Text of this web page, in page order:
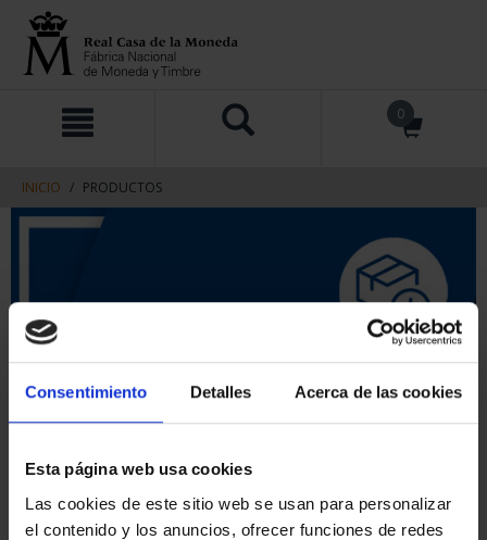
Consentimiento Detalles Acerca de las cookies
Esta página web usa cookies
Las cookies de este sitio web se usan para personalizar
el contenido y los anuncios, ofrecer funciones de redes
contenido
navegacin
0
INICIO PRODUCTOS